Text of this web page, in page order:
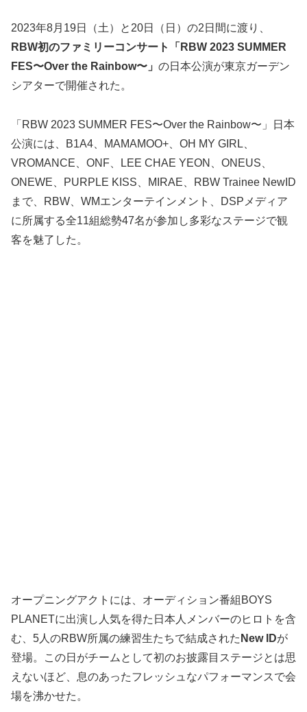
2023年8月19日（土）と20日（日）の2日間に渡り、
RBW初のファミリーコンサート「RBW 2023 SUMMER
FES〜Over the Rainbow〜」 の日本公演が東京ガーデン
シアターで開催された。
「RBW 2023 SUMMER FES〜Over the Rainbow〜」日本
公演には、B1A4、MAMAMOO+、OH MY GIRL、
VROMANCE、ONF、LEE CHAE YEON、ONEUS、
ONEWE、PURPLE KISS、MIRAE、RBW Trainee NewID
まで、RBW、WMエンターテインメント、DSPメディア
に所属する全11組総勢47名が参加し多彩なステージで観
客を魅了した。
オープニングアクトには、オーディション番組BOYS
PLANETに出演し人気を得た日本人メンバーのヒロトを含
む、5人のRBW所属の練習生たちで結成された New IDが
登場。この日がチームとして初のお披露目ステージとは思
えないほど、息のあったフレッシュなパフォーマンスで会
場を沸かせた。